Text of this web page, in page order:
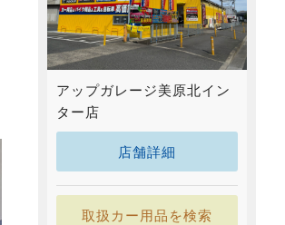
アップガレージ美原北イン
ター店
店舗詳細
取扱カー用品を検索